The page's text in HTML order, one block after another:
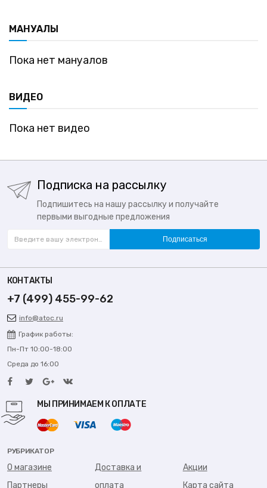
МАНУАЛЫ
Пока нет мануалов
ВИДЕО
Пока нет видео
Подписка на рассылку
Подпишитесь на нашу рассылку и получайте
первыми выгодные предложения
Подписаться
КОНТАКТЫ
+7 (499) 455-99-62
info@atoc.ru
График работы:
Пн-Пт 10:00-18:00
Среда до 16:00
МЫ ПРИНИМАЕМ К ОПЛАТЕ
РУБРИКАТОР
О магазине
Партнеры
Доставка и
оплата
Акции
Карта сайта